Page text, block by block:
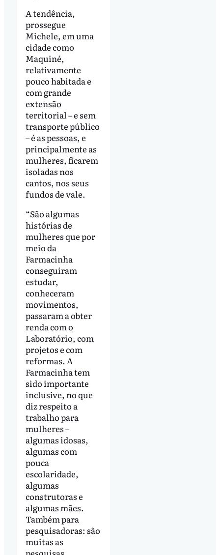
A tendência,
prossegue
Michele, em uma
cidade como
Maquiné,
relativamente
pouco habitada e
com grande
extensão
territorial – e sem
transporte público
– é as pessoas, e
principalmente as
mulheres, ficarem
isoladas nos
cantos, nos seus
fundos de vale.
“São algumas
histórias de
mulheres que por
meio da
Farmacinha
conseguiram
estudar,
conheceram
movimentos,
passaram a obter
renda com o
Laboratório, com
projetos e com
reformas. A
Farmacinha tem
sido importante
inclusive, no que
diz respeito a
trabalho para
mulheres –
algumas idosas,
algumas com
pouca
escolaridade,
algumas
construtoras e
algumas mães.
Também para
pesquisadoras: são
muitas as